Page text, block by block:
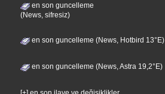
en son guncelleme
(News, sifresiz)
en son guncelleme (News, Hotbird 13°E)
en son guncelleme (News, Astra 19,2°E)